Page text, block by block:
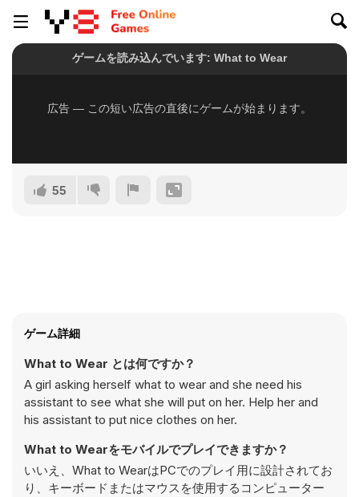
55
ゲーム詳細
What to Wear とは何ですか？
A girl asking herself what to wear and she need his
assistant to see what she will put on her. Help her and
his assistant to put nice clothes on her.
What to Wearをモバイルでプレイできますか？
いいえ、What to WearはPCでのプレイ用に設計されてお
り、キーボードまたはマウスを使用するコンピューター